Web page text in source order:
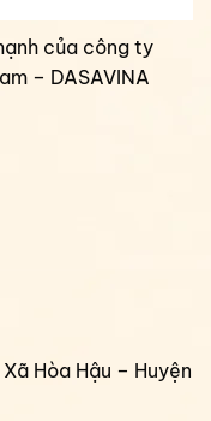
của công ty
– DASAVINA
Hòa Hậu – Huyện